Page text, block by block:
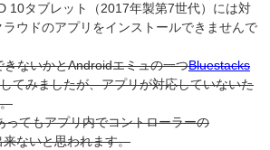
10タブレット（2017年製第7世代）には対
ウドのアプリをインストールできませんで
きないかとAndroidエミュの一つBluestacks
てみましたが、アプリが対応していないた
ってもアプリ内でコントローラーの
ないと思われます。